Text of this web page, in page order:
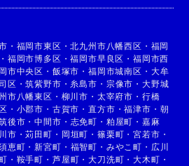
・ 福岡市東区 ・北九州市八幡西区 ・ 福岡
・ 福岡市博多区 ・福岡市早良区 ・福岡市西
市中央区 ・ 飯塚市 ・福岡市城南区 ・ 大牟
区 ・筑紫野市 ・ 糸島市 ・ 宗像市 ・ 大野城
市八幡東区 ・ 柳川市 ・ 太宰府市 ・ 行橋
・ 小郡市 ・ 古賀市 ・直方市 ・福津市 ・ 朝
後市 ・中間市 ・ 志免町 ・ 粕屋町 ・ 嘉麻
市 ・苅田町 ・ 岡垣町 ・ 篠栗町 ・宮若市 ・
恵町 ・新宮町 ・ 福智町 ・ みやこ町 ・ 広川
・ 鞍手町 ・ 芦屋町 ・大刀洗町 ・大木町 ・